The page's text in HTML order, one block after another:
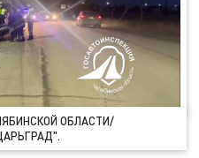
ОБЛАСТИ/